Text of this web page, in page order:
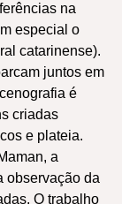
na
especial o
catarinense).
juntos em
é
criadas
e plateia.
a
observação da
O trabalho